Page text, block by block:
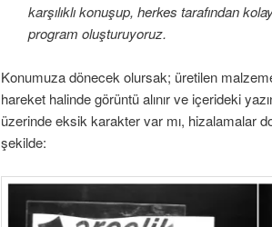
karşılıklı konuşup, herkes tarafından
program oluşturuyoruz.
Konumuza dönecek olursak; üretilen
hareket halinde görüntü alınır ve içerideki
üzerinde eksik karakter var mı, hizalamalar
şekilde: